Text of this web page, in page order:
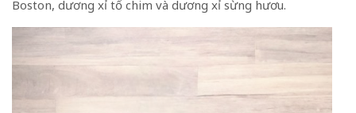
Boston, dương xỉ tổ chim và dương xỉ sừng hươu.